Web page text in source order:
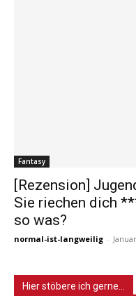
Fantasy
[Rezension]
Sie riechen dich
so was?
normal-ist-langweilig -
Hier stöbere ich gerne…